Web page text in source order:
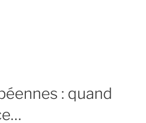
: quand